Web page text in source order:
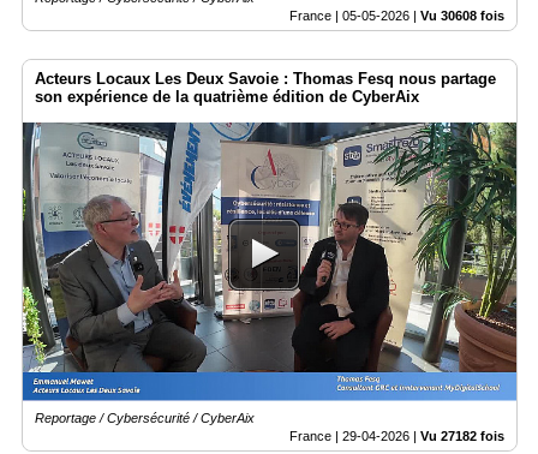
France | 05-05-2026 Vu 30608 fois
Acteurs Locaux Les Deux Savoie : Thomas Fesq nous partage
son expérience de la quatrième édition de CyberAix
Reportage / Cybersécurité / CyberAix
France | 29-04-2026 | Vu 27182 fois